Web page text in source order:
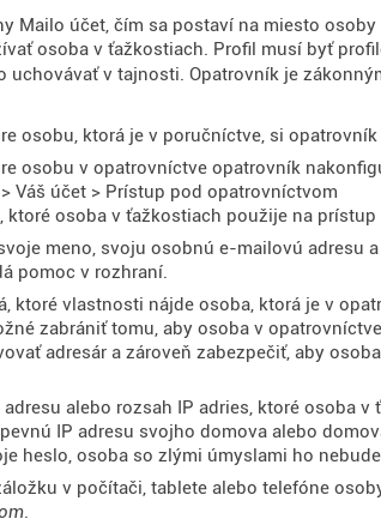
Mailo účet, čím sa postaví na miesto
osoba v ťažkostiach. Profil musí byť
uchovávať v tajnosti. Opatrovník je
osobu, ktorá je v poručníctve, si
osobu v opatrovníctve opatrovník
Váš účet > Prístup pod opatrovníctvom
ktoré osoba v ťažkostiach použije na
meno, svoju osobnú e-mailovú adresu
pomoc v rozhraní.
ktoré vlastnosti nájde osoba, ktorá je v
zabrániť tomu, aby osoba v
adresár a zároveň zabezpečiť, aby
alebo rozsah IP adries, ktoré osoba
IP adresu svojho domova alebo
heslo, osoba so zlými úmyslami ho
v počítači, tablete alebo telefóne
.